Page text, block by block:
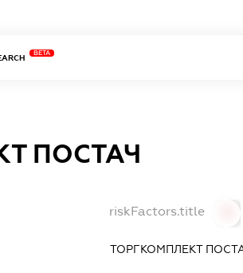
BETA
ПОСТАЧ
riskFactors.title
ТОРГКОМПЛЕКТ